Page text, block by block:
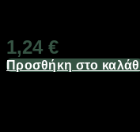
1,24 €
Προσθήκη στο